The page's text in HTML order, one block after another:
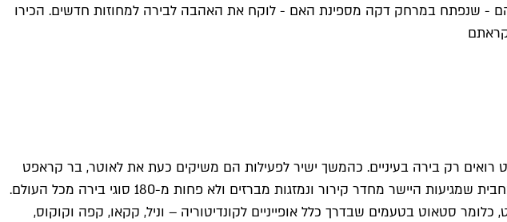
- שנפתח במרחק דקה מספינת האם - לוקח את האהבה לבירה למחוזות חדשים. הכירו
רק בירה בעיניים. כהמשך ישיר לפעילות הם משיקים כעת את לאוטר, בר קראפט
סטאוט בטעמים שבדרך כלל אופייניים לקונדיטוריה – וניל, קקאו, קפה וקוקוס,